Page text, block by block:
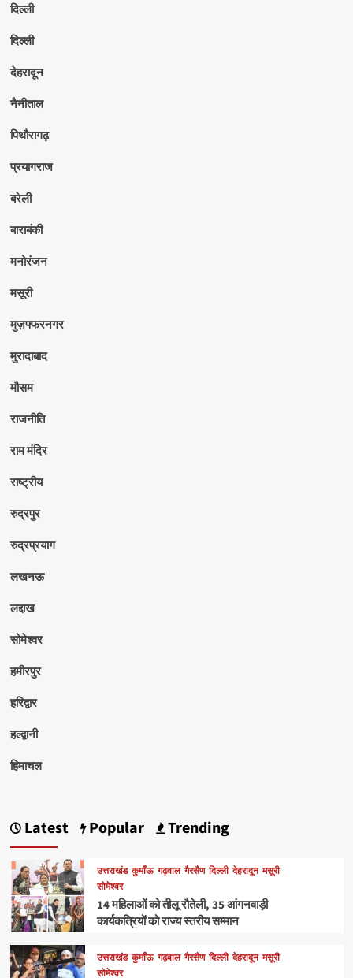
दिल्ली
दिल्ली
देहरादून
नैनीताल
पिथौरागढ़
प्रयागराज
बरेली
बाराबंकी
मनोरंजन
मसूरी
मुज़फ्फरनगर
मुरादाबाद
मौसम
राजनीति
राम मंदिर
राष्ट्रीय
रुद्रपुर
रुद्रप्रयाग
लखनऊ
लद्दाख
सोमेश्वर
हमीरपुर
हरिद्वार
हल्द्वानी
हिमाचल
Latest Popular Trending
उत्तराखंड कुमाँऊ गढ़वाल गैरसैण दिल्ली देहरादून मसूरी
सोमेश्वर
14 महिलाओं को तीलू रौतेली, 35 आंगनवाड़ी
कार्यकत्रियों को राज्य स्तरीय सम्मान
उत्तराखंड कुमाँऊ गढ़वाल गैरसैण दिल्ली देहरादून मसूरी
सोमेश्वर